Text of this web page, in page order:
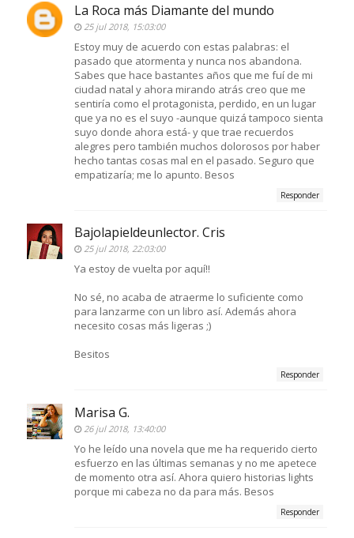
La Roca más Diamante del mundo
25 jul 2018, 15:03:00
Estoy muy de acuerdo con estas palabras: el
pasado que atormenta y nunca nos abandona.
Sabes que hace bastantes años que me fuí de mi
ciudad natal y ahora mirando atrás creo que me
sentiría como el protagonista, perdido, en un lugar
que ya no es el suyo -aunque quizá tampoco sienta
suyo donde ahora está- y que trae recuerdos
alegres pero también muchos dolorosos por haber
hecho tantas cosas mal en el pasado. Seguro que
empatizaría; me lo apunto. Besos
Responder
Bajolapieldeunlector. Cris
25 jul 2018, 22:03:00
Ya estoy de vuelta por aquí!!
No sé, no acaba de atraerme lo suficiente como
para lanzarme con un libro así. Además ahora
necesito cosas más ligeras ;)
Besitos
Responder
Marisa G.
26 jul 2018, 13:40:00
Yo he leído una novela que me ha requerido cierto
esfuerzo en las últimas semanas y no me apetece
de momento otra así. Ahora quiero historias lights
porque mi cabeza no da para más. Besos
Responder